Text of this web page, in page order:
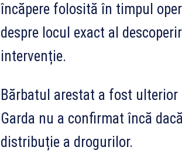
încăpere folosită în timpul
despre locul exact al
intervenție.
Bărbatul arestat a fost
Garda nu a confirmat încă
distribuție a drogurilor.